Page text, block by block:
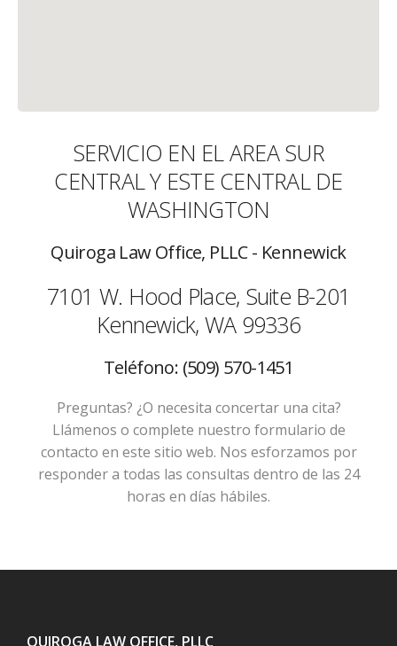
SERVICIO EN EL AREA SUR
CENTRAL Y ESTE CENTRAL DE
WASHINGTON
Quiroga Law Office, PLLC - Kennewick
7101 W. Hood Place, Suite B-201
Kennewick, WA 99336
Teléfono: (509) 570-1451
Preguntas? ¿O necesita concertar una cita?
Llámenos o complete nuestro formulario de
contacto en este sitio web. Nos esforzamos por
responder a todas las consultas dentro de las 24
horas en días hábiles.
QUIROGA LAW OFFICE, PLLC